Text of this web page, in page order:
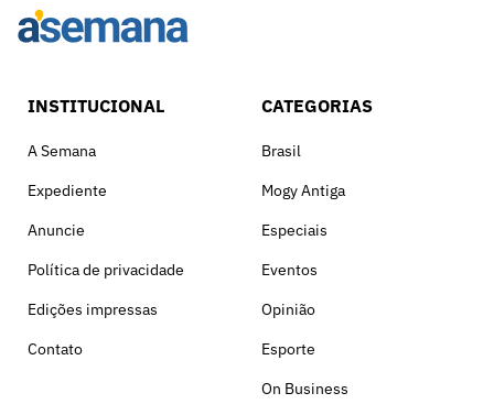
INSTITUCIONAL
A Semana
Expediente
Anuncie
Política de privacidade
Edições impressas
Contato
CATEGORIAS
Brasil
Mogy Antiga
Especiais
Eventos
Opinião
Esporte
On Business